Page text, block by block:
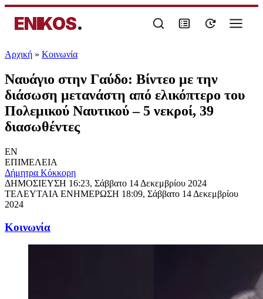
ENIKOS.
Αρχική » Κοινωνία
Ναυάγιο στην Γαύδο: Βίντεο με την
διάσωση μετανάστη από ελικόπτερο του
Πολεμικού Ναυτικού – 5 νεκροί, 39
διασωθέντες
EN
ΕΠΙΜΕΛΕΙΑ
Δήμητρα Κόκκορη
ΔΗΜΟΣΙΕΥΣΗ 16:23, Σάββατο 14 Δεκεμβρίου 2024
ΤΕΛΕΥΤΑΙΑ ΕΝΗΜΕΡΩΣΗ 18:09, Σάββατο 14 Δεκεμβρίου
2024
Κοινωνία